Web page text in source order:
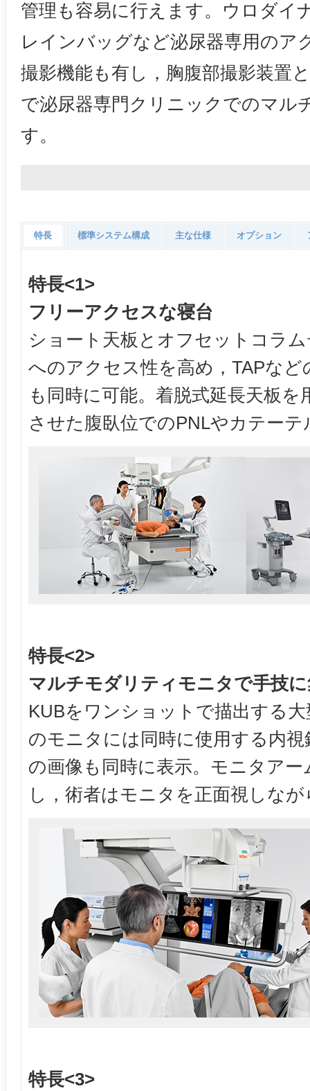
管理も容易に行えます。ウロダイ
レインバッグなど泌尿器専用のア
撮影機能も有し，胸腹部撮影装置
で泌尿器専門クリニックでのマル
す。
特長 標準システム構成 主な仕様 オプション
特長<1>
フリーアクセスな寝台
ショート天板とオフセットコラ
へのアクセス性を高め，TAPなど
も同時に可能。着脱式延長天板
させた腹臥位でのPNLやカテー
特長<2>
マルチモダリティモニタで手技
KUBをワンショットで描出する
のモニタには同時に使用する内
の画像も同時に表示。モニタア
し，術者はモニタを正面視しな
特長<3>